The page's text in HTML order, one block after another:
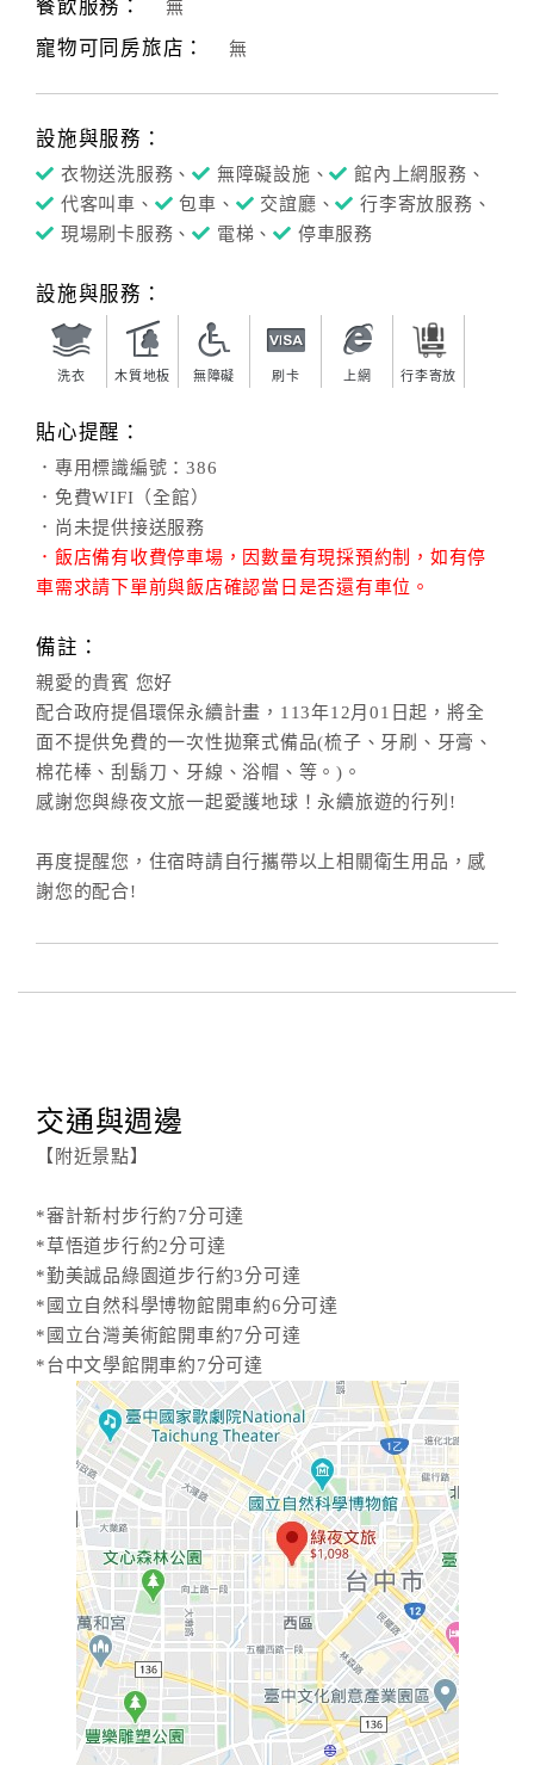
餐飲服務： 無
寵物可同房旅店： 無
設施與服務：
衣物送洗服務、 無障礙設施、
館內上網服務、
代客叫車、
包車、 交誼廳、
行李寄放服務、
現場刷卡服務、
電梯、 停車服務
設施與服務：
洗衣 木質地板 無障礙 刷卡 上網 行李寄放
貼心提醒：
．專用標識編號：386
．免費WIFI（全館）
．尚未提供接送服務
．飯店備有收費停車場，因數量有現採預約制，如有停
車需求請下單前與飯店確認當日是否還有車位。
備註：
親愛的貴賓 您好
配合政府提倡環保永續計畫，113年12月01日起，將全
面不提供免費的一次性拋棄式備品(梳子、牙刷、牙膏、
棉花棒、刮鬍刀、牙線、浴帽、等。)。
感謝您與綠夜文旅一起愛護地球！永續旅遊的行列!
再度提醒您，住宿時請自行攜帶以上相關衛生用品，感
謝您的配合!
交通與週邊
【附近景點】
*審計新村步行約7分可達
*草悟道步行約2分可達
*勤美誠品綠園道步行約3分可達
*國立自然科學博物館開車約6分可達
*國立台灣美術館開車約7分可達
*台中文學館開車約7分可達